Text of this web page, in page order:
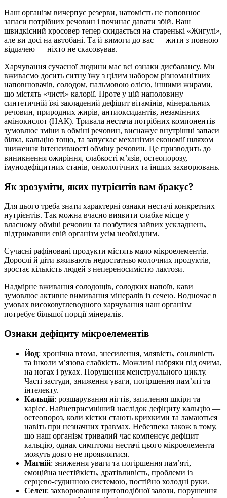
Наш організм вичерпує резерви, натомість не поповнює
запаси потрібних речовин і починає давати збій. Ваш
швидкісний кросовер тепер скидається на старенькі «Жигулі»,
але ви досі на автобані. Та й вимоги до вас — жити з повною
віддачею — ніхто не скасовував.
Харчування сучасної людини має всі ознаки дисбалансу. Ми
вживаємо досить ситну їжу з цілим набором різноманітних
наповнювачів, солодом, пальмовою олією, іншими жирами,
що містять «чисті» калорії. Проте у цій наполовину
синтетичній їжі закладений дефіцит вітамінів, мінеральних
речовин, природних жирів, антиоксидантів, незамінних
амінокислот (НАК). Тривала нестача потрібних компонентів
зумовлює зміни в обміні речовин, виснажує внутрішні запаси
білка, кальцію тощо, та запускає механізми економії шляхом
зниження інтенсивності обміну речовин. Це призводить до
виникнення ожиріння, слабкості м’язів, остеопорозу,
імунодефіцитних станів, онкологічних та інших захворювань.
Як зрозуміти, яких нутрієнтів вам бракує?
Для цього треба знати характерні ознаки нестачі конкретних
нутрієнтів. Так можна вчасно виявити слабке місце у
власному обміні речовин та позбутися зайвих ускладнень,
підтримавши свій організм усім необхідним.
Сучасні рафіновані продукти містять мало мікроелементів.
Дорослі й діти вживають недостатньо молочних продуктів,
зростає кількість людей з непереносимістю лактози.
Надмірне вживання солодощів, солодких напоїв, кави
зумовлює активне вимивання мінералів із сечею. Водночас в
умовах високовуглеводного харчування наш організм
потребує більшої порції мінералів.
Ознаки дефіциту мікроелементів
Йод: хронічна втома, знесилення, млявість, сонливість
та інколи м’язова слабкість. Можливі набряки під очима,
на ногах і руках. Порушення менструального циклу.
Часті застуди, зниження уваги, погіршення пам’яті та
інтелекту.
Кальцій: розшарування нігтів, запалення шкіри та
карієс. Найнеприємніший наслідок дефіциту кальцію —
остеопороз, коли кістки стають крихкими та ламаються
навіть при незначних травмах. Небезпека також в тому,
що наш організм тривалий час компенсує дефіцит
кальцію, однак симптоми нестачі цього мікроелемента
можуть довго не проявлятися.
Магній: зниження уваги та погіршення пам’яті,
емоційна нестійкість, дратівливість, проблеми із
серцево-судинною системою, постійно холодні руки.
Селен: захворювання щитоподібної залози, порушення